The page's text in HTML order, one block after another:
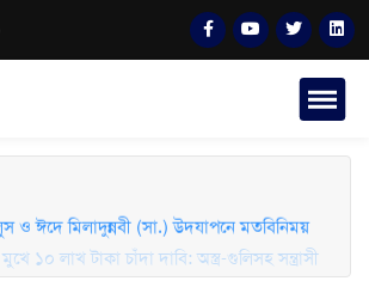
১০ লাখ টাকা চাঁদা দাবি: অস্ত্র-গুলিসহ সন্ত্রাসী
ও ঈদে মিলাদুন্নবী (সা.) উদযাপনে মতবিনিময়